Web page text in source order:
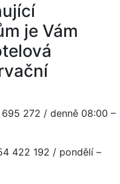
je Vám
272 / denně 08:00 –
422 192 / pondělí –